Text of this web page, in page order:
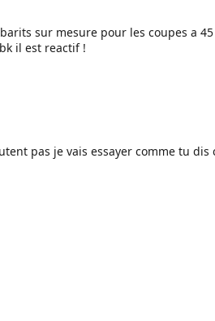
sur mesure pour les coupes a 45
il est reactif !
pas je vais essayer comme tu dis